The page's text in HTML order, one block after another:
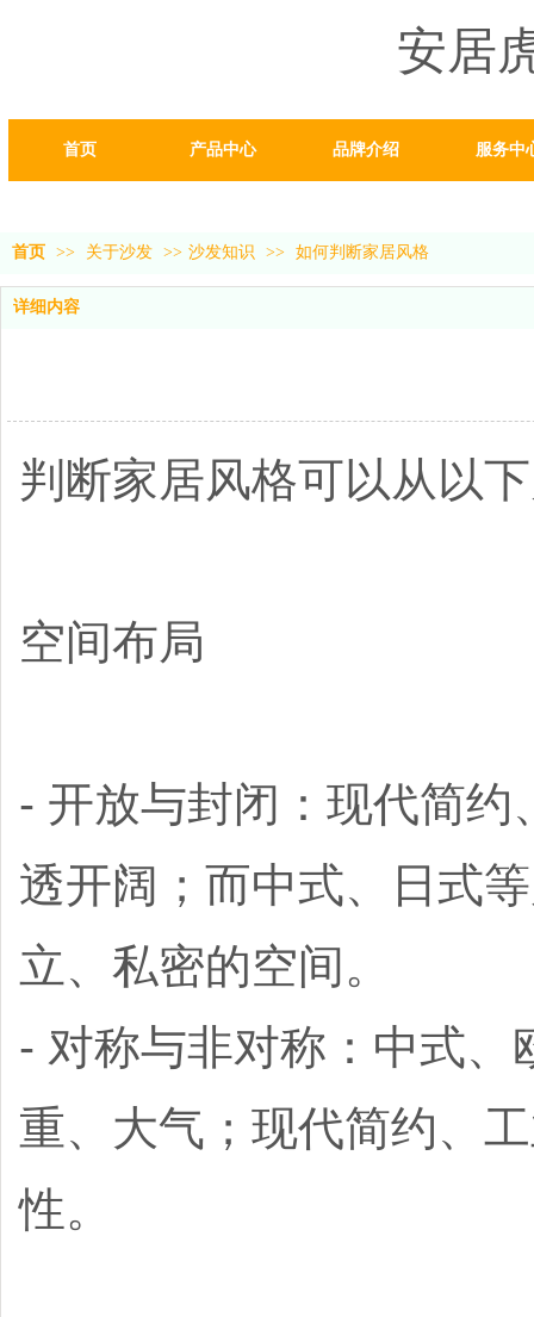
安居
首页 产品中心 品牌介绍 服务中
首页 >> 关于沙发 >> 沙发知识 >> 如何判断家居风格
详细内容
判断家居风格可以从以
空间布局
- 开放与封闭：现代简
透开阔；而中式、日式
立、私密的空间。
- 对称与非对称：中式
重、大气；现代简约、
性。